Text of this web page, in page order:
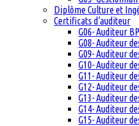
Diplôme Culture et
Certificats d’auditeur
G06- Auditeur
G08- Auditeur
G09- Auditeur
G10- Auditeur
G11- Auditeur
G12- Auditeur
G13- Auditeur
G14- Auditeur
G15- Auditeur